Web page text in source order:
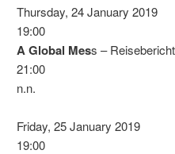
Thursday, 24 January 2019
19:00
A Global Mess – Reisebericht
21:00
n.n.
Friday, 25 January 2019
19:00